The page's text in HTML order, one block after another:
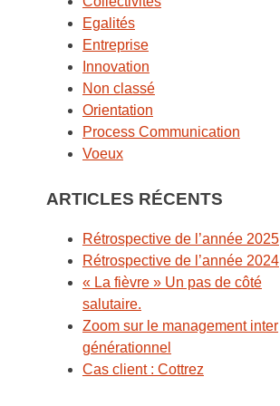
Egalités
Entreprise
Innovation
Non classé
Orientation
Process Communication
Voeux
ARTICLES RÉCENTS
Rétrospective de l’année 2025
Rétrospective de l’année 2024
« La fièvre » Un pas de côté
salutaire.
Zoom sur le management inter
générationnel
Cas client : Cottrez